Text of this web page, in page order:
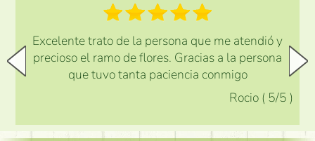
Excelente trato de la persona que me atendió y
precioso el ramo de flores. Gracias a la persona
que tuvo tanta paciencia conmigo
Rocio ( 5/5 )